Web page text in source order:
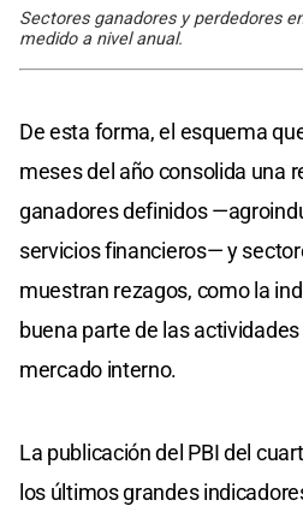
Sectores ganadores y perdedores
medido a nivel anual.
De esta forma, el esquema
meses del año consolida una
ganadores definidos
servicios financieros— y
muestran rezagos, como la
buena parte de las actividades
mercado interno.
La publicación del PBI del
los últimos grandes